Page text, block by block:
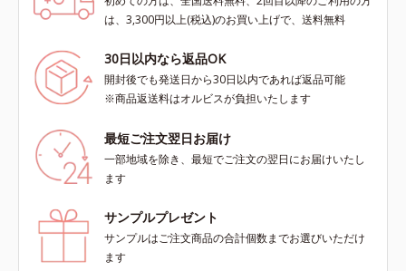
は、3,300円以上(税込)のお買い上げで、送料無料
30日以内なら返品OK
開封後でも発送日から30日以内であれば返品可能
※商品返送料はオルビスが負担いたします
最短ご注文翌日お届け
一部地域を除き、最短でご注文の翌日にお届けいたし
ます
サンプルプレゼント
サンプルはご注文商品の合計個数までお選びいただけ
ます